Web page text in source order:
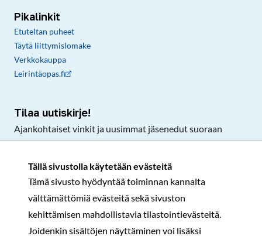
Tällä sivustolla käytetään evästeitä
Tämä sivusto hyödyntää toiminnan kannalta
välttämättömiä evästeitä sekä sivuston
kehittämisen mahdollistavia tilastointievästeitä.
Joidenkin sisältöjen näyttäminen voi lisäksi
Pikalinkit
Etuteltan puheet
Täytä liittymislomake
Verkkokauppa
Leirintäopas.fi
Tilaa uutiskirje!
Ajankohtaiset vinkit ja uusimmat jäsenedut suoraan